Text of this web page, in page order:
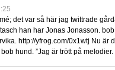
det var så här jag twittrade
han har Jonas Jonasson.
http://yfrog.com/0x1wtj Nu är
hund. ”Jag är trött på